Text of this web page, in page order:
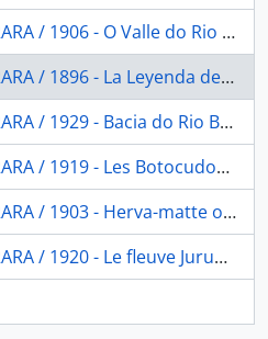
do Rio Branco.Estado do Amazonas.Ediçao Official
tigre) y sus proyeccione entre los guaranies, quichuas etc: (Contribucion al estudio del folk-lore comaparado).
- Bacia do Rio Branco: (Estado do Amazonas).
d'après les observations recueillies pendant um sejour chez eux en 1915
1903 - Herva-matte ou chá do Paraná
1920 - Le fleuve Juruá (Amazonie)